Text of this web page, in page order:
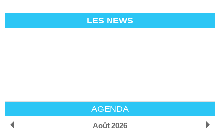
LES NEWS
AGENDA
Août 2026